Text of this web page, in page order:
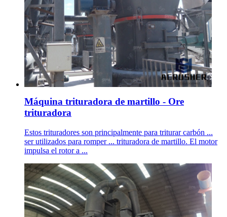
Máquina trituradora de martillo - Ore
trituradora
Estos trituradores son principalmente para triturar carbón ...
ser utilizados para romper ... trituradora de martillo. El motor
impulsa el rotor a ...